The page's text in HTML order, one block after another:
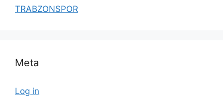
TRABZONSPOR
Meta
Log in